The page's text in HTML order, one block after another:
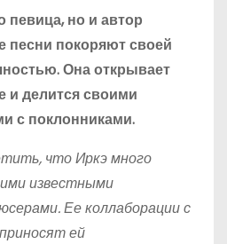
певица, но и автор
песни покоряют своей
Она открывает
и делится своими
с поклонниками.
что Иркэ много
известными
Ее коллаборации с
ей